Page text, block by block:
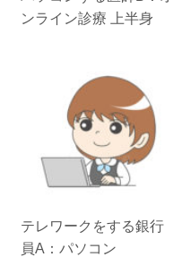
ンライン診療 上半身
テレワークをする銀行
員A：パソコン